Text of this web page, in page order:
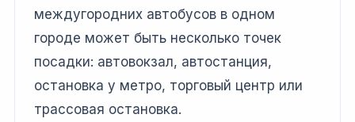
междугородних автобусов в одном
городе может быть несколько точек
посадки: автовокзал, автостанция,
остановка у метро, торговый центр или
трассовая остановка.